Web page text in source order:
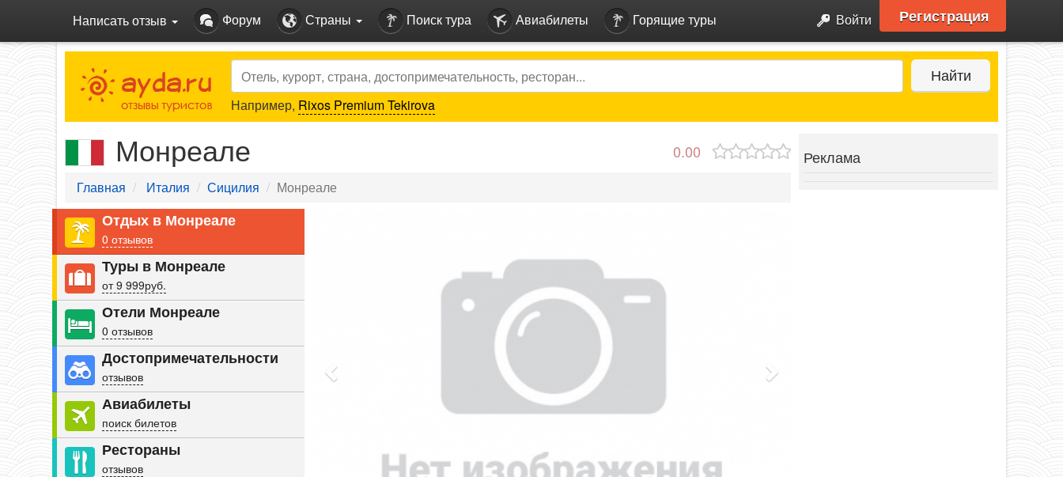
Написать отзыв Форум Страны Поиск тура Авиабилеты Горящие туры Войти Регистрация
Search Найти
Например, Rixos Premium Tekirova
Монреале 0.00
Главная Италия Сицилия Монреале
Отдых в Монреале
0 отзывов
Туры в Монреале
от 9 999руб.
Отели Монреале
0 отзывов
Достопримечательности
отзывов
Авиабилеты
поиск билетов
Рестораны
отзывов
Реклама